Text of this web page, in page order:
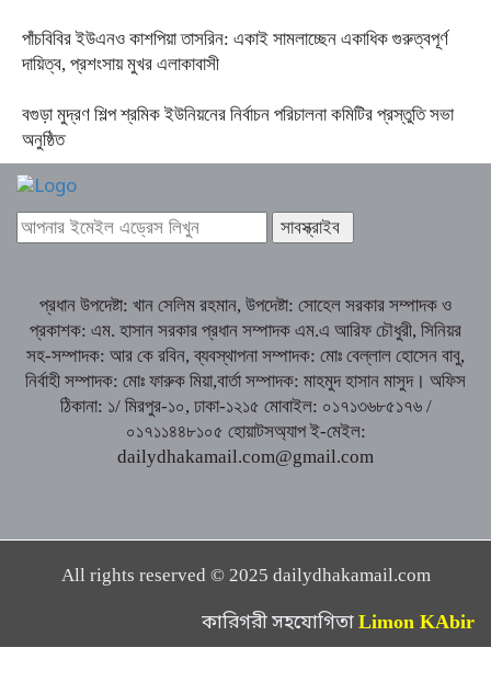
পাঁচবিবির ইউএনও কাশপিয়া তাসরিন: একাই সামলাচ্ছেন একাধিক গুরুত্বপূর্ণ
দায়িত্ব, প্রশংসায় মুখর এলাকাবাসী
বগুড়া মুদ্রণ শিল্প শ্রমিক ইউনিয়নের নির্বাচন পরিচালনা কমিটির প্রস্তুতি সভা
অনুষ্ঠিত
প্রধান উপদেষ্টা: খান সেলিম রহমান, উপদেষ্টা: সোহেল সরকার সম্পাদক ও
প্রকাশক: এম. হাসান সরকার প্রধান সম্পাদক এম.এ আরিফ চৌধুরী, সিনিয়র
সহ-সম্পাদক: আর কে রবিন, ব্যবস্থাপনা সম্পাদক: মোঃ বেল্লাল হোসেন বাবু,
নির্বাহী সম্পাদক: মোঃ ফারুক মিয়া,বার্তা সম্পাদক: মাহমুদ হাসান মাসুদ। অফিস
ঠিকানা: ১/ মিরপুর-১০, ঢাকা-১২১৫ মোবাইল: ০১৭১৩৬৮৫১৭৬ /
০১৭১১৪৪৮১০৫ হোয়াটসঅ্যাপ ই-মেইল:
dailydhakamail.com@gmail.com
All rights reserved © 2025 dailydhakamail.com
কারিগরী সহযোগিতা Limon KAbir